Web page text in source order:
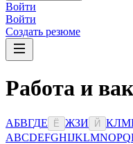
Войти
Войти
Создать резюме
Работа и
АБВГДЕ Ё ЖЗИ Й КЛМ
ABCDEFGHIJKLMNOPQ